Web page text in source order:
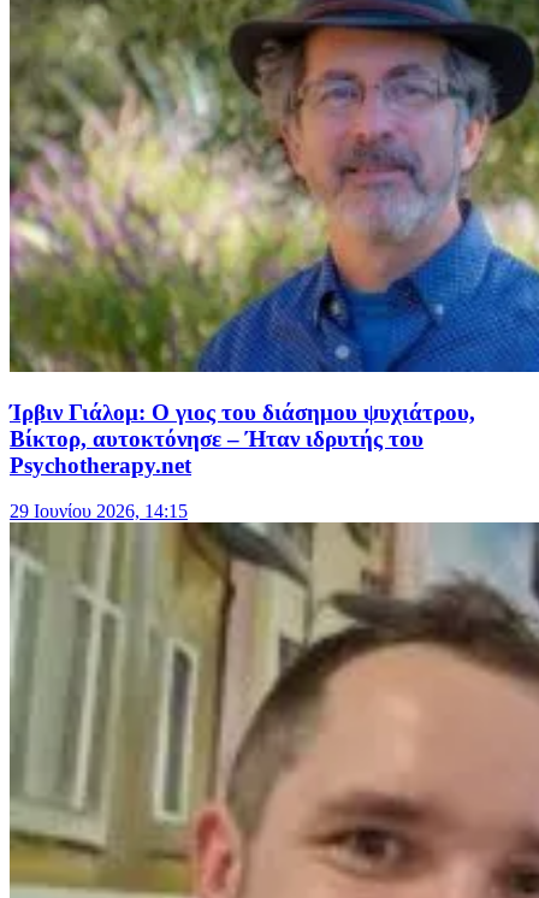
Ίρβιν Γιάλομ: Ο γιος του διάσημου ψυχιάτρου,
Βίκτορ, αυτοκτόνησε – Ήταν ιδρυτής του
Psychotherapy.net
29 Ιουνίου 2026, 14:15